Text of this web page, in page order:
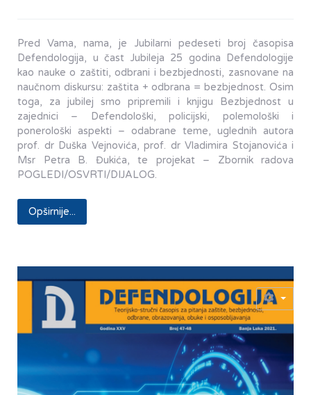
Pred Vama, nama, je Jubilarni pedeseti broj časopisa
Defendologija, u čast Jubileja 25 godina Defendologije
kao nauke o zaštiti, odbrani i bezbjednosti, zasnovane na
naučnom diskursu: zaštita + odbrana = bezbjednost. Osim
toga, za jubilej smo pripremili i knjigu Bezbjednost u
zajednici – Defendološki, policijski, polemološki i
ponerološki aspekti – odabrane teme, uglednih autora
prof. dr Duška Vejnovića, prof. dr Vladimira Stojanovića i
Msr Petra B. Đukića, te projekat – Zbornik radova
POGLEDI/OSVRTI/DIJALOG.
Opširnije...